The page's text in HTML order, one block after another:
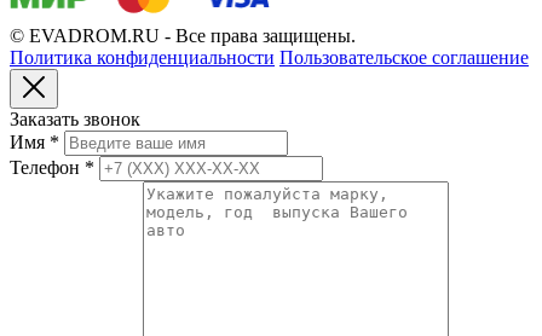
© EVADROM.RU - Все права защищены.
Политика конфиденциальности Пользовательское соглашение
Заказать звонок
Имя *
Телефон *